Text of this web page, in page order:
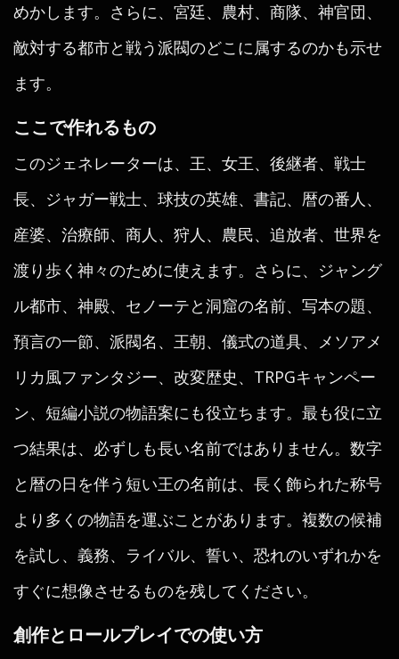
めかします。さらに、宮廷、農村、商隊、神官団、
敵対する都市と戦う派閥のどこに属するのかも示せ
ます。
ここで作れるもの
このジェネレーターは、王、女王、後継者、戦士
長、ジャガー戦士、球技の英雄、書記、暦の番人、
産婆、治療師、商人、狩人、農民、追放者、世界を
渡り歩く神々のために使えます。さらに、ジャング
ル都市、神殿、セノーテと洞窟の名前、写本の題、
預言の一節、派閥名、王朝、儀式の道具、メソアメ
リカ風ファンタジー、改変歴史、TRPGキャンペー
ン、短編小説の物語案にも役立ちます。最も役に立
つ結果は、必ずしも長い名前ではありません。数字
と暦の日を伴う短い王の名前は、長く飾られた称号
より多くの物語を運ぶことがあります。複数の候補
を試し、義務、ライバル、誓い、恐れのいずれかを
すぐに想像させるものを残してください。
創作とロールプレイでの使い方